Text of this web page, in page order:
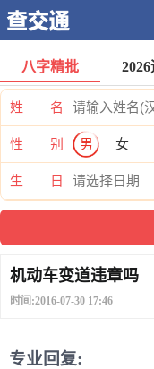
八字精批
姓 名
性 别 男 女
生 日
机动车变道违章吗
时间:2016-07-30 17:46
专业回复: